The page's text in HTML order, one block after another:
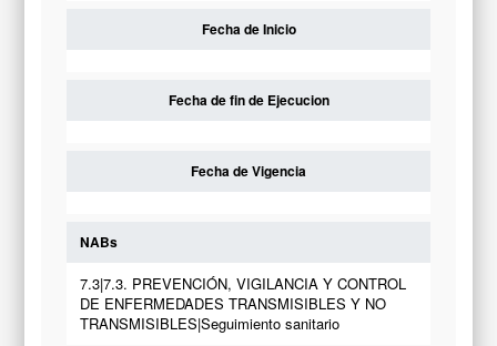
Fecha de Inicio
Fecha de fin de Ejecucion
Fecha de Vigencia
NABs
7.3|7.3. PREVENCIÓN, VIGILANCIA Y CONTROL
DE ENFERMEDADES TRANSMISIBLES Y NO
TRANSMISIBLES|Seguimiento sanitario